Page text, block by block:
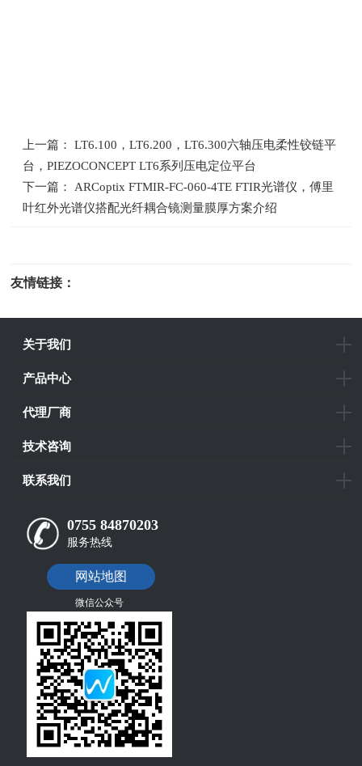
上一篇： LT6.100，LT6.200，LT6.300六轴压电柔性铰链平
台，PIEZOCONCEPT LT6系列压电定位平台
下一篇： ARCoptix FTMIR-FC-060-4TE FTIR光谱仪，傅里
叶红外光谱仪搭配光纤耦合镜测量膜厚方案介绍
友情链接：
关于我们
产品中心
代理厂商
技术咨询
联系我们
0755 84870203
服务热线
网站地图
微信公众号